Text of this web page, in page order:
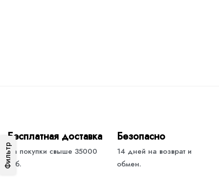
Фильтр
Бесплатная доставка
На покупки свыше 35000
руб.
Безопасно
14 дней на возврат и
обмен.